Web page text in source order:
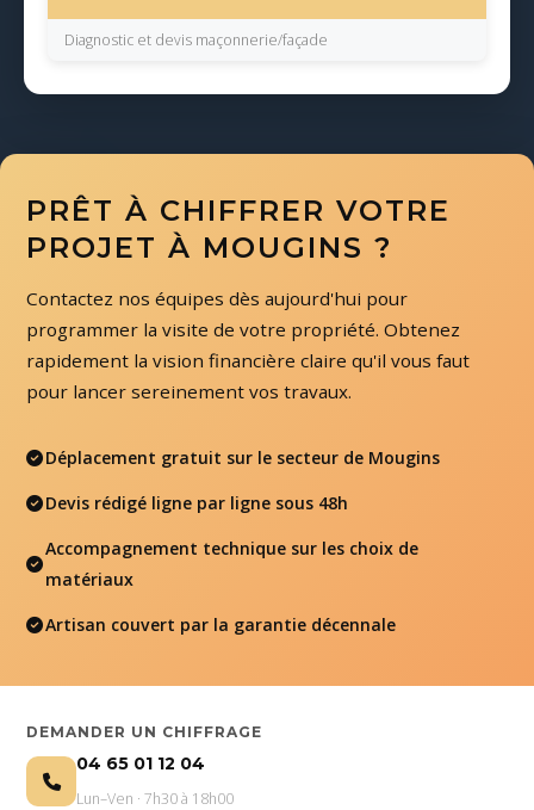
Diagnostic et devis maçonnerie/façade
PRÊT À CHIFFRER VOTRE
PROJET À MOUGINS ?
Contactez nos équipes dès aujourd'hui pour
programmer la visite de votre propriété. Obtenez
rapidement la vision financière claire qu'il vous faut
pour lancer sereinement vos travaux.
Déplacement gratuit sur le secteur de Mougins
Devis rédigé ligne par ligne sous 48h
Accompagnement technique sur les choix de
matériaux
Artisan couvert par la garantie décennale
DEMANDER UN CHIFFRAGE
04 65 01 12 04
Lun–Ven · 7h30 à 18h00